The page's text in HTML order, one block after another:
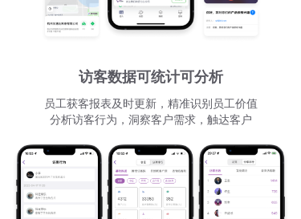
访客数据可统计可分析
员工获客报表及时更新，精准识别员工价值
分析访客行为，洞察客户需求，触达客户